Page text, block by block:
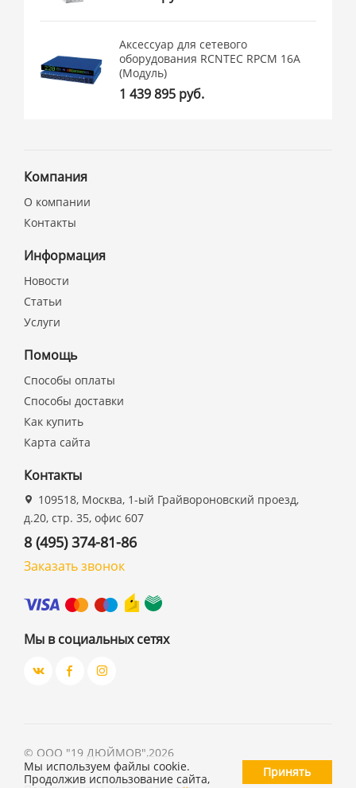
Аксессуар для сетевого
оборудования RCNTEC RPCM 16A
(Модуль)
1 439 895 руб.
Компания
О компании
Контакты
Информация
Новости
Статьи
Услуги
Помощь
Способы оплаты
Способы доставки
Как купить
Карта сайта
Контакты
109518, Москва, 1-ый Грайвороновский проезд,
д.20, стр. 35, офис 607
8 (495) 374-81-86
Заказать звонок
Мы в социальных сетях
© ООО "19 ДЮЙМОВ",2026
Мы используем файлы cookie.
Продолжив использование сайта,
Принять